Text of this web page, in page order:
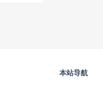
本站导航